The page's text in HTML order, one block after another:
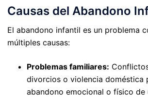
Causas del Abandono
El abandono infantil es un problema
múltiples causas:
Problemas familiares:
divorcios o violencia doméstica
abandono emocional o físico de